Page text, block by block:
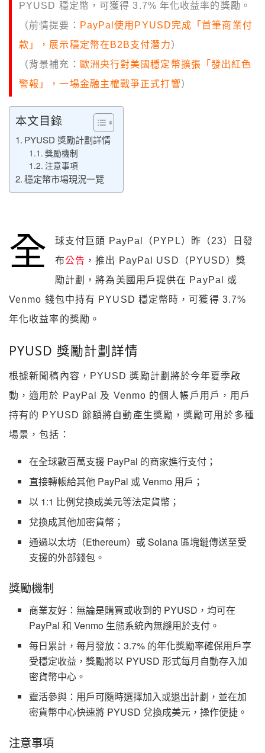
PYUSD 穩定幣，可獲得 3.7% 年化收益率的獎勵。
（前情提要： PayPal使用PYUSD完成「首筆商業付
款」，展示穩定幣在B2B支付潛力）
（背景補充： 歐洲央行對美國穩定幣擴張「發出紅色
警報」，一場金融主權戰爭正式打響）
本文目錄
PYUSD 獎勵計劃詳情
獎勵機制
注意事項
穩定幣市場現況一覽
全
球支付巨頭 PayPal（PYPL）昨（23）日發
布公告 ，推出 PayPal USD（PYUSD）獎
勵計劃，將為美國用戶提供在 PayPal 或
Venmo 錢包中持有 PYUSD 穩定幣時，可獲得 3.7%
年化收益率的獎勵。
PYUSD 獎勵計劃詳情
根據新聞稿內容，PYUSD 獎勵計劃將於今年夏季啟
動，適用於 PayPal 及 Venmo 的個人帳戶用戶，用戶
持有的 PYUSD 餘額將自動產生獎勵，獎勵可用於多種
場景，包括：
在全球數百萬支援 PayPal 的商家進行支付；
直接轉帳給其他 PayPal 或 Venmo 用戶；
以 1:1 比例兌換成美元等法定貨幣；
兌換成其他加密貨幣；
通過以太坊（Ethereum）或 Solana 區塊鏈傳送至受
支援的外部錢包。
獎勵機制
商業友好：無論是購買或收到的 PYUSD，均可在
PayPal 和 Venmo 生態系統內無縫用於支付。
每日累計，每月發放：3.7% 的年化獎勵率確保用戶享
受穩定收益，獎勵將以 PYUSD 形式每月自動存入加
密貨幣中心。
靈活參與：用戶可隨時選擇加入或退出計劃，並在加
密貨幣中心快速將 PYUSD 兌換成美元，操作便捷。
注意事項